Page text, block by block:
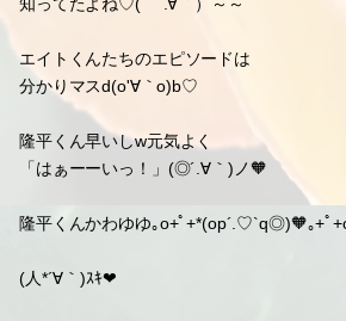
エイトくんたちのエピソードは
分かりマスd(o'∀｀o)b♡
隆平くん早いしw元気よく
「はぁーーいっ！」(◎´.∀｀)ノ🧡
隆平くんかわゆゆ｡o+ﾟ+*(op´.♡`q◎)🧡｡+ﾟ
(人*´∀｀)ｽｷ❤